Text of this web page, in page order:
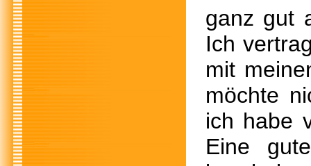
ganz gut
Ich
mit
möchte
ich habe
Eine